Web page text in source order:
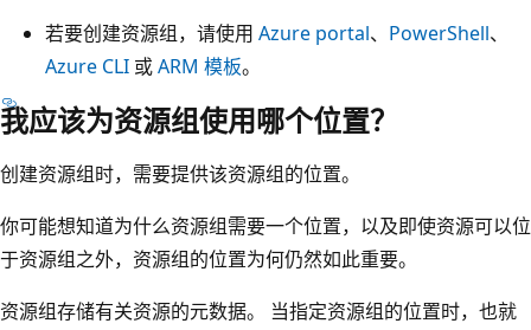
若要创建资源组，请使用 Azure portal、 PowerShell、
Azure CLI 或ARM 模板。
我应该为资源组使用哪个位置？
创建资源组时，需要提供该资源组的位置。
你可能想知道为什么资源组需要一个位置，以及即使资源可以位
于资源组之外，资源组的位置为何仍然如此重要。
资源组存储有关资源的元数据。 当指定资源组的位置时，也就